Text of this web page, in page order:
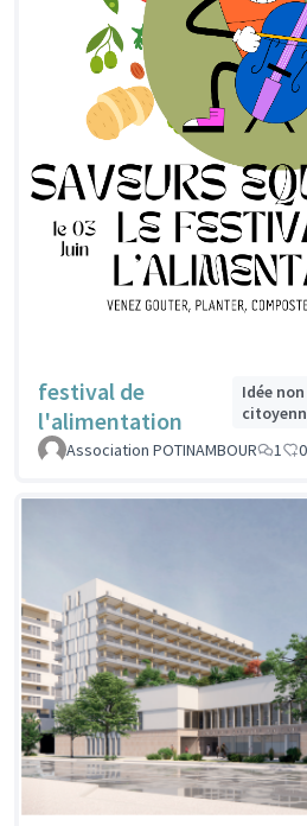
festival de
l'alimentation
Idée
Association POTINAMBOUR
1 0